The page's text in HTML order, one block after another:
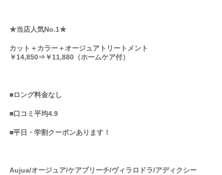
★当店人気No.1★
カット＋カラー＋オージュアトリートメント
￥14,850⇒￥11,880（ホームケア付）
■ロング料金なし
■口コミ平均4.9
■平日・学割クーポンあります！
Aujua/オージュア/ケアブリーチ/ヴィラロドラ/アディクシー